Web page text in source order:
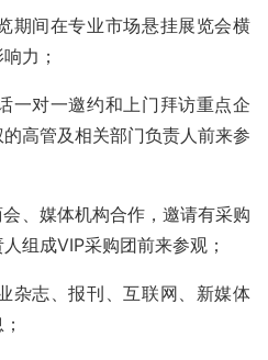
期间在专业市场悬挂展览会横
力；
对一邀约和上门拜访重点企
高管及相关部门负责人前来参
、媒体机构合作，邀请有采购
人组成VIP采购团前来参观；
杂志、报刊、互联网、新媒体